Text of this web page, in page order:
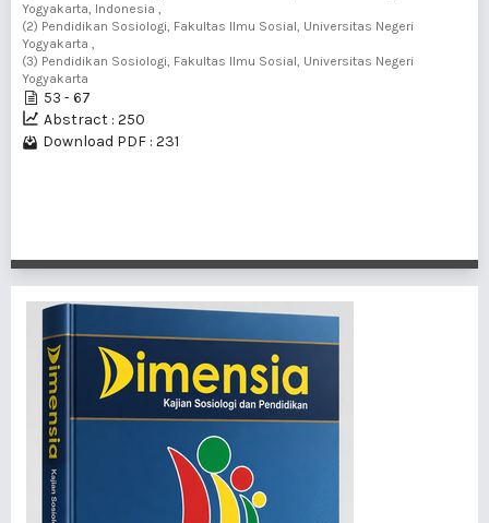
Yogyakarta, Indonesia ,
(2) Pendidikan Sosiologi, Fakultas Ilmu Sosial, Universitas Negeri
Yogyakarta ,
(3) Pendidikan Sosiologi, Fakultas Ilmu Sosial, Universitas Negeri
Yogyakarta
53 - 67
Abstract : 250
Download PDF : 231